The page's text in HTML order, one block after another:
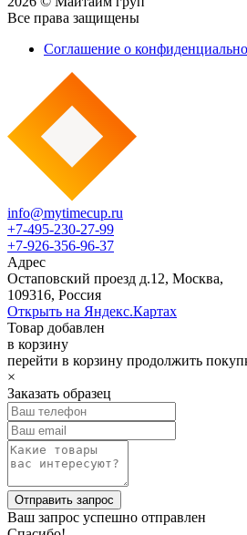
Все права защищены
Соглашение о
info@mytimecup.ru
+7-495-230-27-99
+7-926-356-96-37
Адрес
Остаповский проезд д.12, Москва,
109316, Россия
Открыть на Яндекс.Картах
Товар добавлен
в корзину
перейти в корзину продолжить
×
Заказать образец
Ваш запрос успешно отправлен